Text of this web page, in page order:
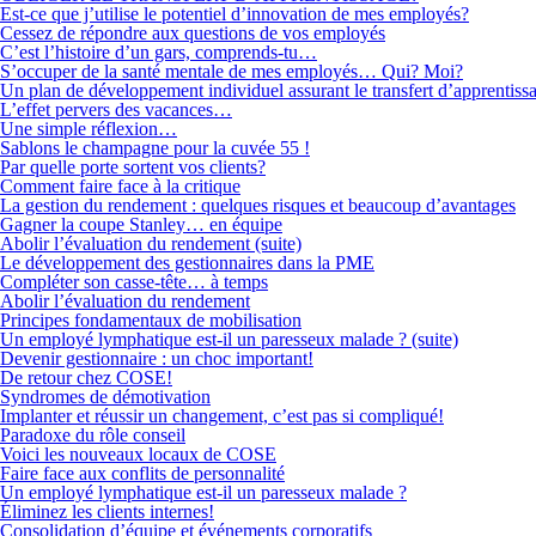
Est-ce que j’utilise le potentiel d’innovation de mes employés?
Cessez de répondre aux questions de vos employés
C’est l’histoire d’un gars, comprends-tu…
S’occuper de la santé mentale de mes employés… Qui? Moi?
Un plan de développement individuel assurant le transfert
L’effet pervers des vacances…
Une simple réflexion…
Sablons le champagne pour la cuvée 55 !
Par quelle porte sortent vos clients?
Comment faire face à la critique
La gestion du rendement : quelques risques et beaucoup d’avantages
Gagner la coupe Stanley… en équipe
Abolir l’évaluation du rendement (suite)
Le développement des gestionnaires dans la PME
Compléter son casse-tête… à temps
Abolir l’évaluation du rendement
Principes fondamentaux de mobilisation
Un employé lymphatique est-il un paresseux malade ? (suite)
Devenir gestionnaire : un choc important!
De retour chez COSE!
Syndromes de démotivation
Implanter et réussir un changement, c’est pas si compliqué!
Paradoxe du rôle conseil
Voici les nouveaux locaux de COSE
Faire face aux conflits de personnalité
Un employé lymphatique est-il un paresseux malade ?
Éliminez les clients internes!
Consolidation d’équipe et événements corporatifs